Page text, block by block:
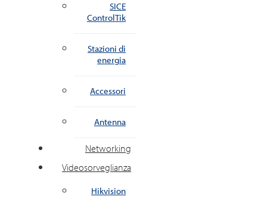
SICE
ControlTik
Stazioni di
energia
Accessori
Antenna
Networking
Videosorveglianza
Hikvision